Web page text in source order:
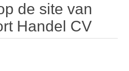
de site van
Handel CV